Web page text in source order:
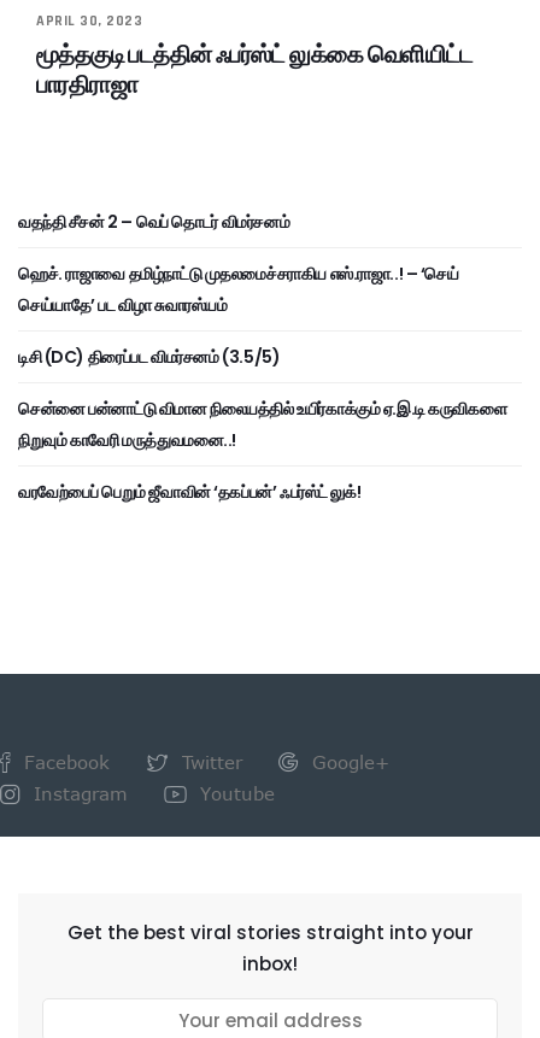
APRIL 30, 2023
மூத்தகுடி படத்தின் ஃபர்ஸ்ட் லுக்கை வெளியிட்ட
பாரதிராஜா
வதந்தி சீசன் 2 – வெப் தொடர் விமர்சனம்
ஹெச். ராஜாவை தமிழ்நாட்டு முதலமைச்சராகிய எஸ்.ராஜா..! – ‘செய்
செய்யாதே’ பட விழா சுவாரஸ்யம்
டிசி (DC) திரைப்பட விமர்சனம் (3.5/5)
சென்னை பன்னாட்டு விமான நிலையத்தில் உயிர்காக்கும் ஏ.இ.டி கருவிகளை
நிறுவும் காவேரி மருத்துவமனை..!
வரவேற்பைப் பெறும் ஜீவாவின் ‘தகப்பன்’ ஃபர்ஸ்ட் லுக்!
Facebook Twitter
Google+
Instagram
Youtube
Get the best viral stories straight into your
inbox!